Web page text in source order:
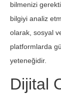
bilmenizi
bilgiyi analiz
olarak, sosyal
platformlarda
yeteneğidir.
Dijital